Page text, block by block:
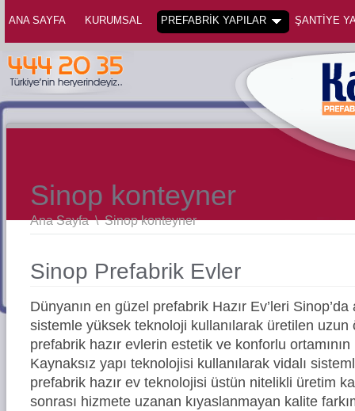
ANA SAYFA KURUMSAL PREFABRİK YAPILAR ŞANTİYE
Sinop konteyner
Ana Sayfa \Sinop konteyner
Sinop Prefabrik Evler
Dünyanın en güzel prefabrik Hazır Ev’leri
sistemle yüksek teknoloji kullanılarak üretilen
prefabrik hazır evlerin estetik ve konforlu ortamının
Kaynaksız yapı teknolojisi kullanılarak vidalı
prefabrik hazır ev teknolojisi üstün nitelikli üretim
sonrası hizmete uzanan kıyaslanmayan kalite